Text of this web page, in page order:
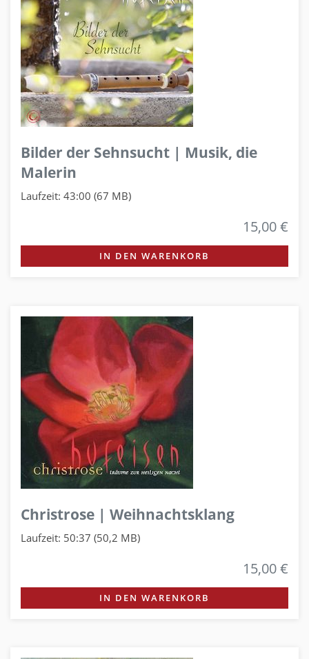
Bilder der Sehnsucht | Musik, die
Malerin
Laufzeit: 43:00 (67 MB)
15,00 €
IN DEN WARENKORB
Christrose | Weihnachtsklang
Laufzeit: 50:37 (50,2 MB)
15,00 €
IN DEN WARENKORB